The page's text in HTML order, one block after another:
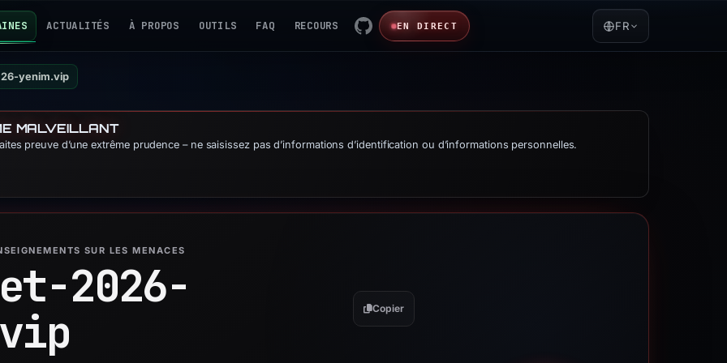
ACTUALITÉS À PROPOS OUTILS FAQ RECOURS EN DIRECT FR
yenim.vip
MALVEILLANT
preuve d’une extrême prudence – ne saisissez pas d’informations d’identification ou d’informations personnelles.
SUR LES MENACES
2026-
Copier